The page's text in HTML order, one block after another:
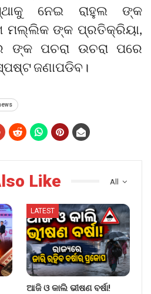
ନେଇ ରାହୁଲ ଙ୍କ
ମଲ୍ଲିକ ଙ୍କ ପ୍ରତିକ୍ରିୟା,
ଙ୍କ ପଚରା ଉଚରା ପରେ
ଜଣାପଡିବ।
All
Like
LATEST
ଆଜି ଓ କାଲି ଭୀଷଣ ବର୍ଷା!